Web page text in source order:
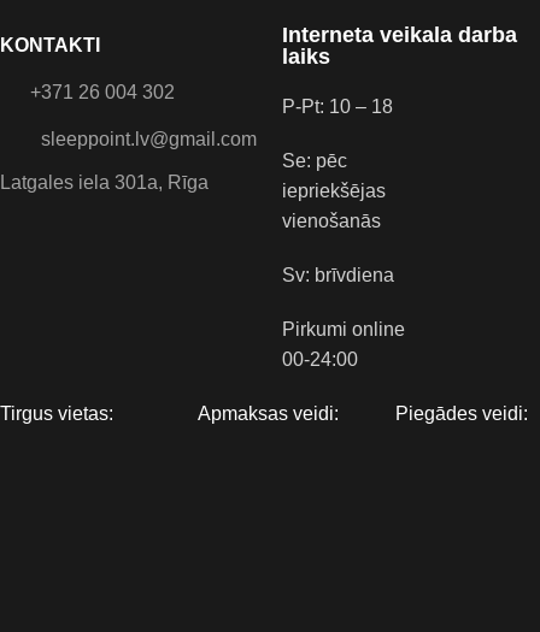
KONTAKTI
+371 26 004 302
sleeppoint.lv@gmail.com
Latgales iela 301a, Rīga
Interneta veikala darba
laiks
P-Pt: 10 – 18
Se: pēc
iepriekšējas
vienošanās
Sv: brīvdiena
Pirkumi online
00-24:00
Apmaksas veidi: Piegādes veidi:
Tirgus vietas: